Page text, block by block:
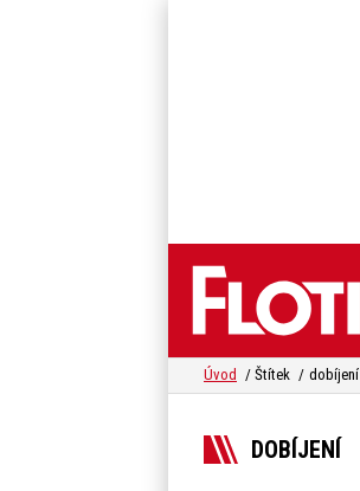
Úvod Štítek dobíjení
DOBÍJENÍ